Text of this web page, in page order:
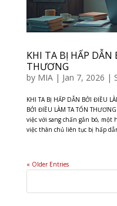
KHI TA BỊ HẤP
THƯƠNG
by MIA| Jan 7, 2026 |
KHI TA BỊ HẤP DẪN BỞI ĐIỀU
BỞI ĐIỀU LÀM TA TỔN
việc với sang chấn gắn bó,
việc thân chủ liên tục bị hấp
« Older Entries